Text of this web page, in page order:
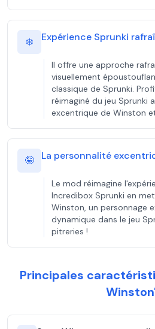
❄️ Expérience Sprunki
Il offre une approche
visuellement
classique de Sprunki.
réimaginé du jeu Sprunki
excentrique de Winston
🤪 La personnalité
Le mod réimagine
Incredibox Sprunki en
Winston, un personnage
dynamique dans le jeu
pitreries !
Principales